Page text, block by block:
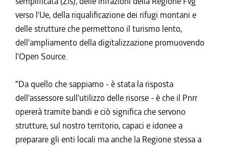
verso l'Ue, della riqualificazione dei rifugi montani e
delle strutture che permettono il turismo lento,
dell'ampliamento della digitalizzazione promuovendo
l'Open Source.
"Da quello che sappiamo - è stata la risposta
dell'assessore sull'utilizzo delle risorse - è che il Pnrr
opererà tramite bandi e ciò significa che servono
strutture, sul nostro territorio, capaci e idonee a
preparare gli enti locali ma anche la Regione stessa a